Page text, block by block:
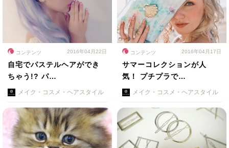
コンテンツ 2016年04月22日
自宅でパステルヘアができ
ちゃう!? パ…
メイク・コスメ・ヘアスタイル
コンテンツ 2016年04月17日
サマーコレクションが人
気！ プチプラで…
メイク・コスメ・ヘアスタイル